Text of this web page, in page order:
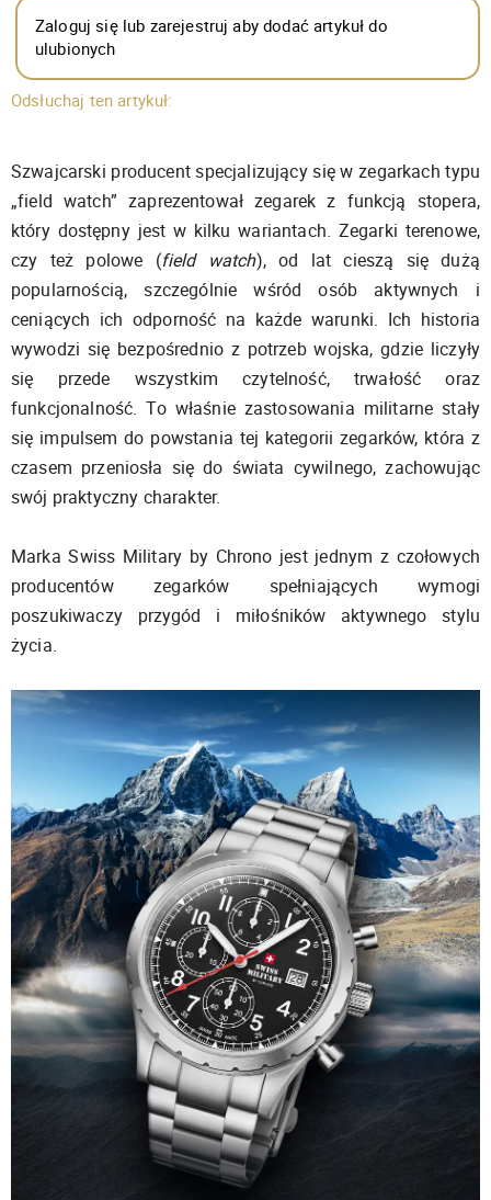
Zaloguj się lub zarejestruj aby dodać artykuł do
ulubionych
Odsłuchaj ten artykuł:
Szwajcarski producent specjalizujący się w zegarkach typu
„field watch” zaprezentował zegarek z funkcją stopera,
który dostępny jest w kilku wariantach. Zegarki terenowe,
czy też polowe (field watch), od lat cieszą się dużą
popularnością, szczególnie wśród osób aktywnych i
ceniących ich odporność na każde warunki. Ich historia
wywodzi się bezpośrednio z potrzeb wojska, gdzie liczyły
się przede wszystkim czytelność, trwałość oraz
funkcjonalność. To właśnie zastosowania militarne stały
się impulsem do powstania tej kategorii zegarków, która z
czasem przeniosła się do świata cywilnego, zachowując
swój praktyczny charakter.
Marka Swiss Military by Chrono jest jednym z czołowych
producentów zegarków spełniających wymogi
poszukiwaczy przygód i miłośników aktywnego stylu
życia.